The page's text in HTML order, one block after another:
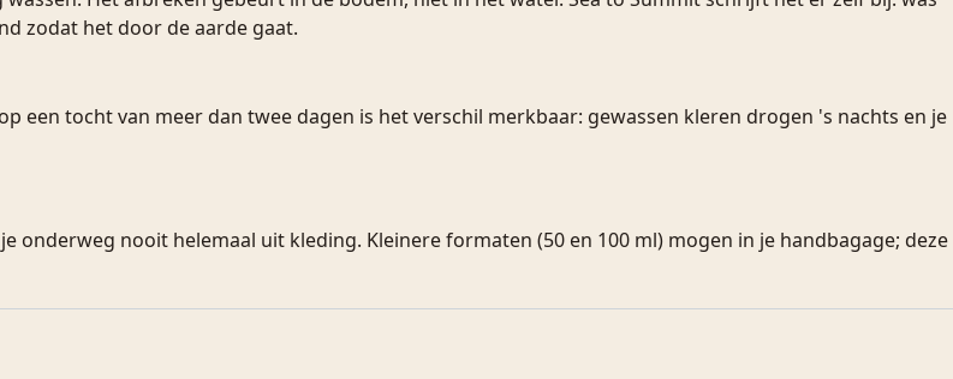
zodat het door de aarde gaat.
een tocht van meer dan twee dagen is het verschil merkbaar: gewassen kleren drogen 's nachts en je
onderweg nooit helemaal uit kleding. Kleinere formaten (50 en 100 ml) mogen in je handbagage; deze